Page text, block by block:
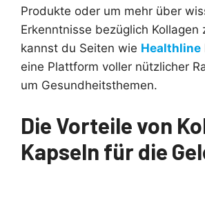
Produkte oder um mehr über
Erkenntnisse bezüglich Kollagen
kannst du Seiten wie Healthline
eine Plattform voller nützlicher
um Gesundheitsthemen.
Die Vorteile von
Kapseln für die